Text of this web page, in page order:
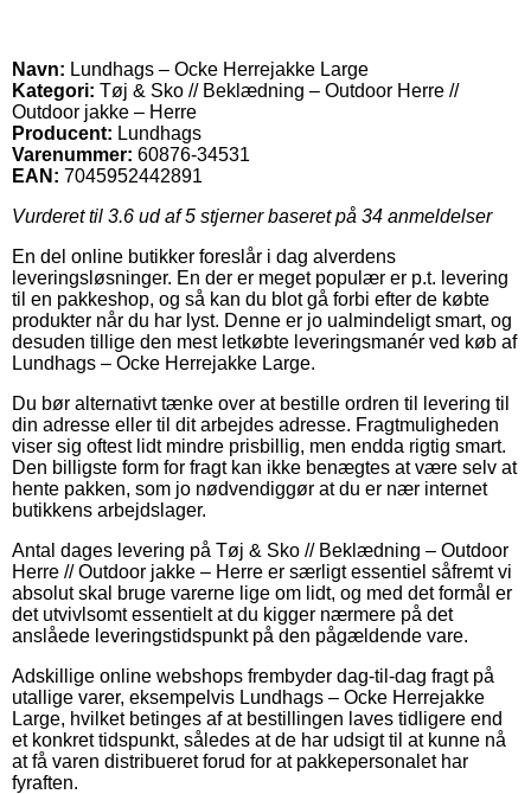
Navn: Lundhags – Ocke Herrejakke Large
Kategori: Tøj & Sko // Beklædning – Outdoor Herre //
Outdoor jakke – Herre
Producent: Lundhags
Varenummer: 60876-34531
EAN: 7045952442891
Vurderet til 3.6 ud af 5 stjerner baseret på 34 anmeldelser
En del online butikker foreslår i dag alverdens
leveringsløsninger. En der er meget populær er p.t. levering
til en pakkeshop, og så kan du blot gå forbi efter de købte
produkter når du har lyst. Denne er jo ualmindeligt smart, og
desuden tillige den mest letkøbte leveringsmanér ved køb af
Lundhags – Ocke Herrejakke Large.
Du bør alternativt tænke over at bestille ordren til levering til
din adresse eller til dit arbejdes adresse. Fragtmuligheden
viser sig oftest lidt mindre prisbillig, men endda rigtig smart.
Den billigste form for fragt kan ikke benægtes at være selv at
hente pakken, som jo nødvendiggør at du er nær internet
butikkens arbejdslager.
Antal dages levering på Tøj & Sko // Beklædning – Outdoor
Herre // Outdoor jakke – Herre er særligt essentiel såfremt vi
absolut skal bruge varerne lige om lidt, og med det formål er
det utvivlsomt essentielt at du kigger nærmere på det
anslåede leveringstidspunkt på den pågældende vare.
Adskillige online webshops frembyder dag-til-dag fragt på
utallige varer, eksempelvis Lundhags – Ocke Herrejakke
Large, hvilket betinges af at bestillingen laves tidligere end
et konkret tidspunkt, således at de har udsigt til at kunne nå
at få varen distribueret forud for at pakkepersonalet har
fyraften.